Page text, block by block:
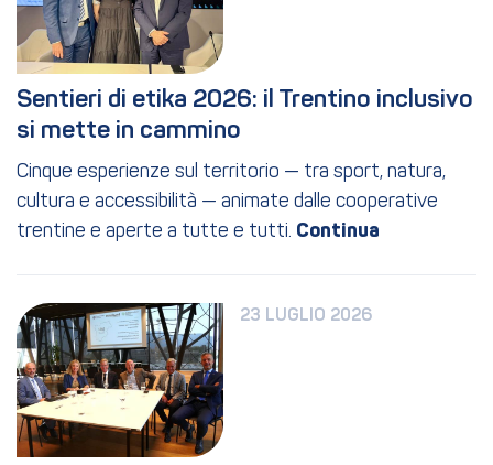
Sentieri di etika 2026: il Trentino inclusivo
si mette in cammino
Cinque esperienze sul territorio — tra sport, natura,
cultura e accessibilità — animate dalle cooperative
trentine e aperte a tutte e tutti.
23 LUGLIO 2026